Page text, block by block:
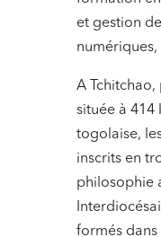
et gestion
numériques,
A Tchitchao,
située à 414
togolaise,
inscrits en
philosophie
formés